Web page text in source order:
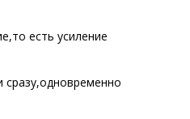
есть усиление
сразу,одновременно